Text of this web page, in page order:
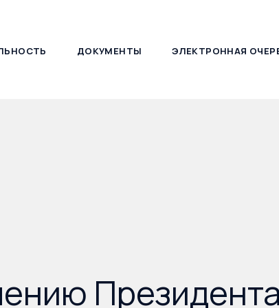
ДОКУМЕНТЫ ЭЛЕКТРОННАЯ
Президента